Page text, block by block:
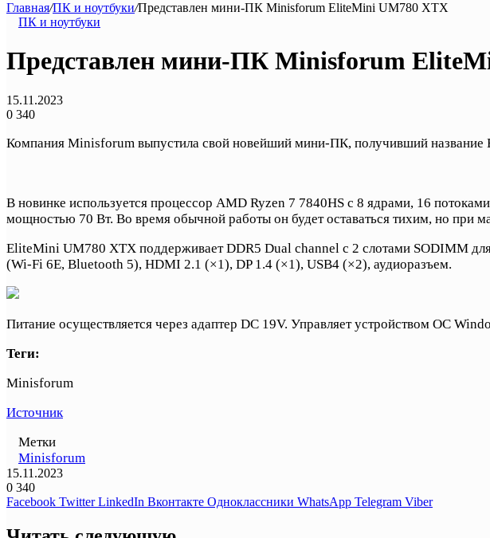
Главная/ПК и ноутбуки/Представлен мини-ПК Minisforum EliteMini UM780 XTX
ПК и ноутбуки
Представлен мини-ПК Minisforum
15.11.2023
0 340
Компания Minisforum выпустила свой новейший мини-ПК, получивший
В новинке используется процессор AMD Ryzen 7 7840HS с 8 ядрами, 16
мощностью 70 Вт. Во время обычной работы он будет оставаться тихим, но при
EliteMini UM780 XTX поддерживает DDR5 Dual channel с 2 слотами SODIMM
(Wi-Fi 6E, Bluetooth 5), HDMI 2.1 (×1), DP 1.4 (×1), USB4 (×2), аудиоразъем.
Питание осуществляется через адаптер DC 19V. Управляет устройством ОС
Теги:
Minisforum
Источник
Метки
Minisforum
15.11.2023
0 340
Facebook Twitter LinkedIn Вконтакте Одноклассники WhatsApp Telegram Viber